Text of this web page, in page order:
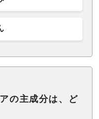
の主成分は、ど